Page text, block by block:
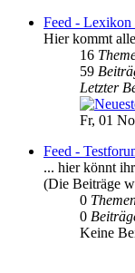
Feed - Lexikon
Hier kommt
16
59
Letzter
Fr, 01
Feed -
... hier könnt
(Die Beiträge
0
0
Keine